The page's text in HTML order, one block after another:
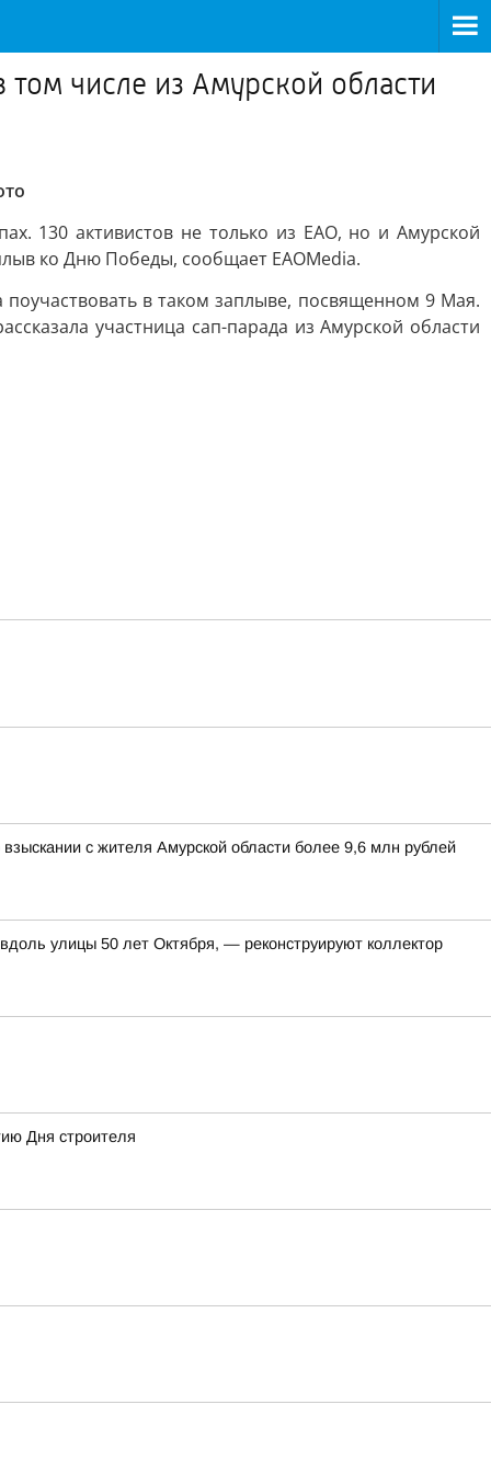
числе из Амурской области
130 активистов не только из ЕАО, но и Амурской
ко Дню Победы, сообщает ЕАОМedia.
в таком заплыве, посвященном 9 Мая.
участница сап-парада из Амурской области
с жителя Амурской области более 9,6 млн рублей
улицы 50 лет Октября, — реконструируют коллектор
Дня строителя